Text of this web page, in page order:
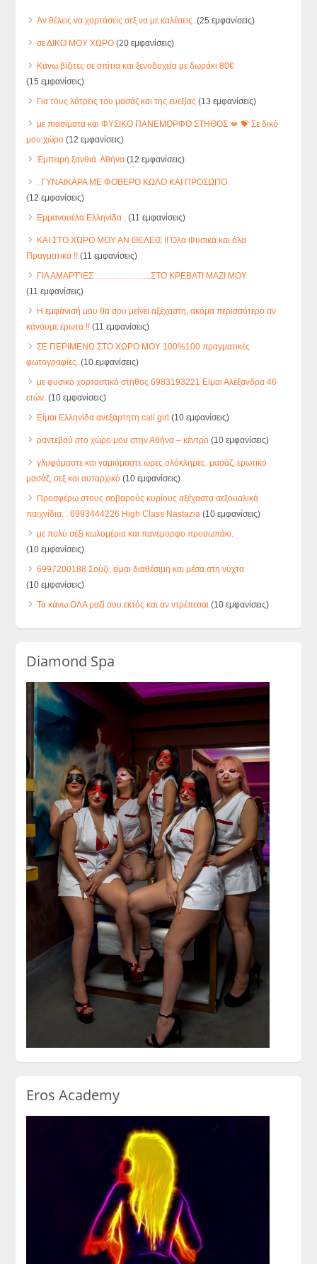
Αν θέλεις να χορτάσεις σεξ να με καλέσεις. (25 εμφανίσεις)
σε ΔΙΚΟ ΜΟΥ ΧΩΡΟ (20 εμφανίσεις)
Κάνω βίζιτες σε σπίτια και ξενοδοχεία με δωράκι 80€
(15 εμφανίσεις)
Για τους λάτρεις του μασάζ και της ευεξίας (13 εμφανίσεις)
με πιασίματα και ΦΥΣΙΚΟ ΠΑΝΕΜΟΡΦΟ ΣΤΗΘΟΣ 💋 💝 Σε δικό
μου χώρο (12 εμφανίσεις)
Έμπειρη ξανθιά. Αθήνα (12 εμφανίσεις)
. ΓΥΝΑΙΚΑΡΑ ΜΕ ΦΟΒΕΡΟ ΚΩΛΟ ΚΑΙ ΠΡΟΣΩΠΟ.
(12 εμφανίσεις)
Εμμανουέλα Ελληνίδα .
(11 εμφανίσεις)
ΚΑΙ ΣΤΟ ΧΏΡΟ ΜΟΥ ΑΝ ΘΕΛΕΙΣ !! Όλα Φυσικά και όλα
Πραγματικά !! (11 εμφανίσεις)
ΓΙΑ ΑΜΑΡΤΊΕΣ ………………..ΣΤΟ ΚΡΕΒΑΤΙ ΜΑΖΙ ΜΟΥ
(11 εμφανίσεις)
Η εμφάνισή μου θα σου μείνει αξέχαστη, ακόμα περισσότερο αν
κάνουμε έρωτα !! (11 εμφανίσεις)
ΣΕ ΠΕΡΙΜΕΝΩ ΣΤΟ ΧΩΡΟ ΜΟΥ 100%100 πραγματικές
φωτογραφίες. (10 εμφανίσεις)
με φυσικό χορταστικό στήθος 6983193221 Είμαι Αλέξανδρα 46
ετών. (10 εμφανίσεις)
Είμαι Ελληνίδα ανεξάρτητη call girl (10 εμφανίσεις)
ραντεβού στο χώρο μου στην Αθήνα – κέντρο (10 εμφανίσεις)
γλυφόμαστε και γαμιόμαστε ώρες ολόκληρες. μασάζ, ερωτικό
μασάζ, σεξ και αυταρχικό (10 εμφανίσεις)
Προσφέρω στους σοβαρούς κυρίους αξέχαστα σεξουαλικά
παιχνίδια. . 6993444226 High Class Nastazia (10 εμφανίσεις)
με πολύ σέξι κωλομέρια και πανέμορφο προσωπάκι.
(10 εμφανίσεις)
6997200188 Σούζι, είμαι διαθέσιμη και μέσα στη νύχτα
(10 εμφανίσεις)
Τα κάνω ΟΛΑ μαζί σου εκτός και αν ντρέπεσαι (10 εμφανίσεις)
Diamond Spa
Eros Academy